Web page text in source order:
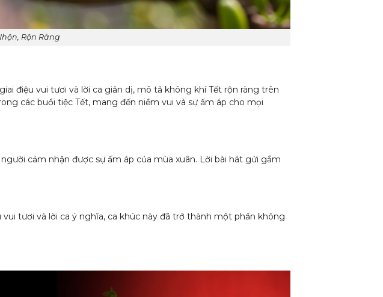
Rộn Ràng
điệu vui tươi và lời ca giản dị, mô tả không khí Tết rộn ràng trên
các buổi tiệc Tết, mang đến niềm vui và sự ấm áp cho mọi
cảm nhận được sự ấm áp của mùa xuân. Lời bài hát gửi gắm
tươi và lời ca ý nghĩa, ca khúc này đã trở thành một phần không